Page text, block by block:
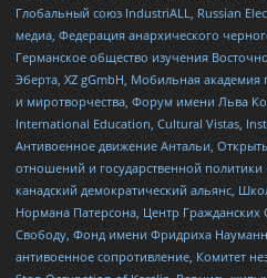
Глобальный союз IndustriALL, Russian
медиа, Федерация анархического
Германское общество изучения
Эберта, XZ gGmbH, Мобильная
и миротворчества, Форум имени Льва
International Education, Cultural Vistas,
Антивоенное движение Антальи,
отношений и государственной
канадский демократический альянс,
Нормана Патерсона, Центр
Свободу, Фонд имени Фридриха
антивоенное сопротивление, Комитет